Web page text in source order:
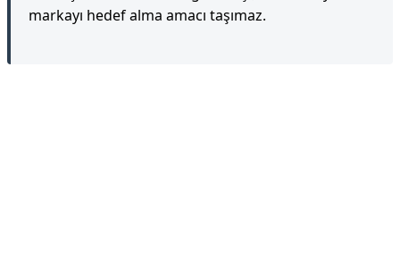
markayı hedef alma amacı taşımaz.